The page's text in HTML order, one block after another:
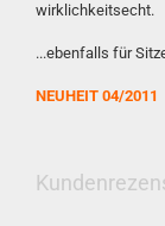
wirklichkeitsecht.
...ebenfalls für
NEUHEIT 04/